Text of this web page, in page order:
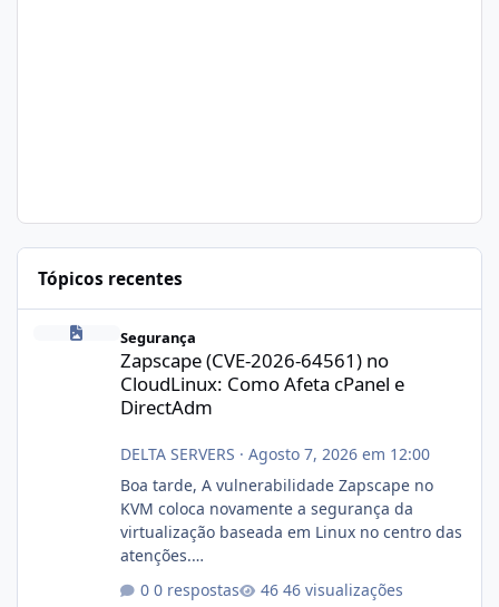
Tópicos recentes
Zapscape (CVE-2026-64561) no CloudLinux: Como Afeta cPanel
Segurança
Zapscape (CVE-2026-64561) no
CloudLinux: Como Afeta cPanel e
DirectAdm
DELTA SERVERS · Agosto 7, 2026 em 12:00
Boa tarde, A vulnerabilidade Zapscape no
KVM coloca novamente a segurança da
virtualização baseada em Linux no centro das
atenções.
https://cloudlinux.statuspage.io/incidents/dlr
xjx23zz5f Criamos uma breve explicação:
0 respostas 46 visualizações